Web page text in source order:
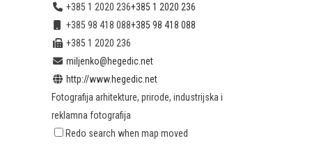
+385 1 2020 236+385 1 2020 236
+385 98 418 088+385 98 418 088
+385 1 2020 236
miljenko@hegedic.net
http://www.hegedic.net
Fotografija arhitekture, prirode, industrijska i
reklamna fotografija
Redo search when map moved